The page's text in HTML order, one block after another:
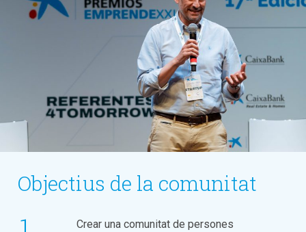
Objectius de la comunitat
Crear una comunitat de persones